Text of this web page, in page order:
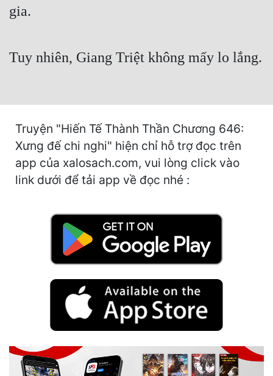
Huyền Huyễn
Huyền Nghi
Huyền Ảo
Khoa Huyễn Không Gian
Kỳ Huyễn
gia.
Tuy nhiên, Giang Triệt không mấy lo lắng.
Truyện "Hiến Tế Thành Thần Chương 646:
Xưng đế chi nghi" hiện chỉ hỗ trợ đọc trên
app của xalosach.com, vui lòng click vào
link dưới để tải app về đọc nhé :